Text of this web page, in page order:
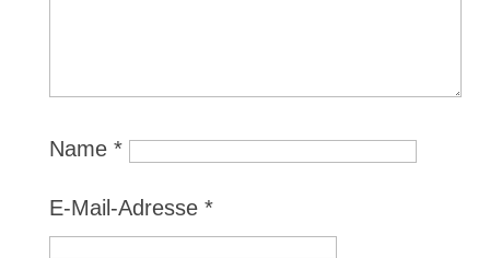
Name *
E-Mail-Adresse *